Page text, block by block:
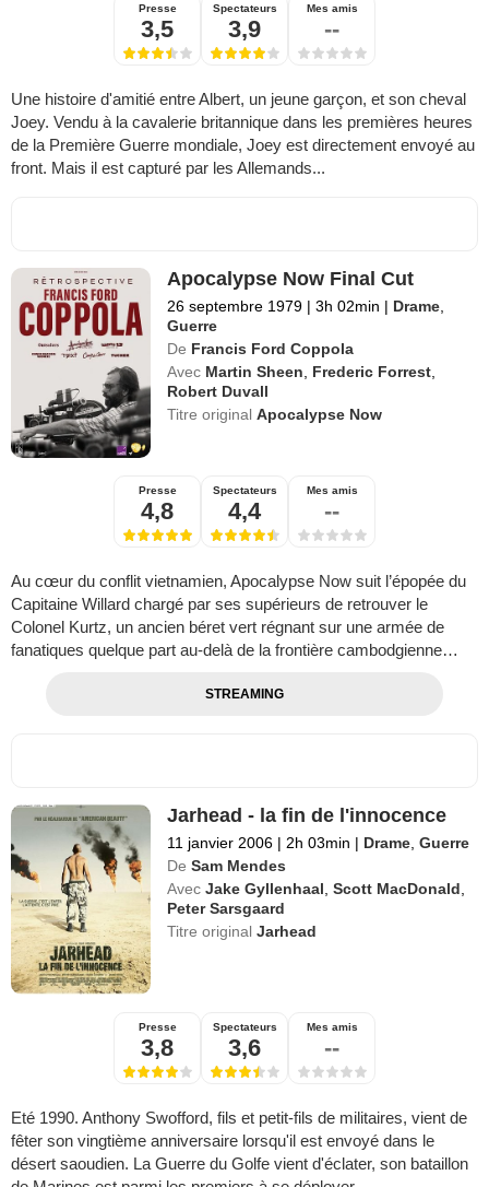
Presse
3,5
Spectateurs
3,9
Mes amis
--
Une histoire d'amitié entre Albert, un jeune garçon, et son cheval
Joey. Vendu à la cavalerie britannique dans les premières heures
de la Première Guerre mondiale, Joey est directement envoyé au
front. Mais il est capturé par les Allemands...
Apocalypse Now Final Cut
26 septembre 1979 | 3h 02min | Drame
Guerre
De Francis Ford Coppola
Avec Martin Sheen Frederic Forrest
Robert Duvall
Titre originalApocalypse Now
Presse
4,8
Spectateurs
4,4
Mes amis
--
Au cœur du conflit vietnamien, Apocalypse Now suit l’épopée du
Capitaine Willard chargé par ses supérieurs de retrouver le
Colonel Kurtz, un ancien béret vert régnant sur une armée de
fanatiques quelque part au-delà de la frontière cambodgienne…
STREAMING
Jarhead - la fin de l'innocence
11 janvier 2006 | 2h 03min | Drame ,Guerre
De Sam Mendes
Avec Jake Gyllenhaal ,Scott MacDonald
Peter Sarsgaard
Titre originalJarhead
Presse
3,8
Spectateurs
3,6
Mes amis
--
Eté 1990. Anthony Swofford, fils et petit-fils de militaires, vient de
fêter son vingtième anniversaire lorsqu'il est envoyé dans le
désert saoudien. La Guerre du Golfe vient d'éclater, son bataillon